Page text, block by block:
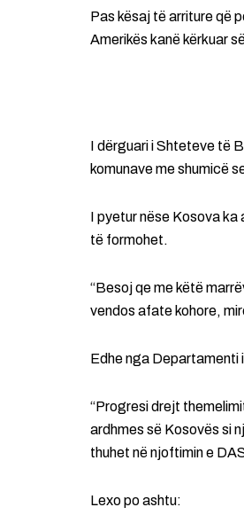
Pas kësaj të arriture që
Amerikës kanë kërkuar
I dërguari i Shteteve të
komunave me shumicë
I pyetur nëse Kosova
të formohet.
“Besoj qe me këtë
vendos afate kohore,
Edhe nga Departamenti
“Progresi drejt
ardhmes së Kosovës si
thuhet në njoftimin e
Lexo po ashtu: